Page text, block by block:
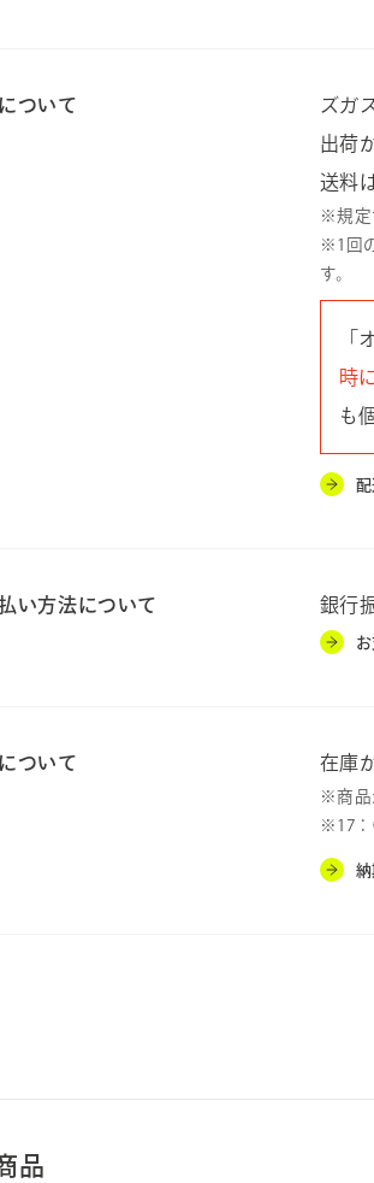
ついて
ズガ
出荷
送料
※規定
※1回
す。
「
時
も
い方法について 銀行
ついて 在庫
※商品
※17：
品